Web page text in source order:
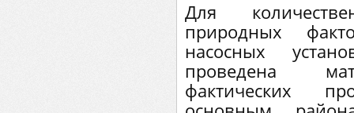
Для
природных
насосных
проведена
фактических